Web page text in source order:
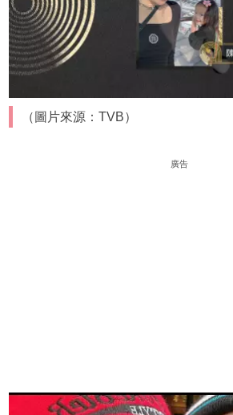
（圖片來源：TVB）
廣告